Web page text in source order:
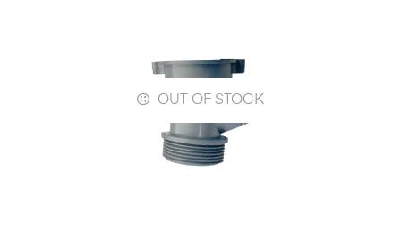
OUT OF STOCK